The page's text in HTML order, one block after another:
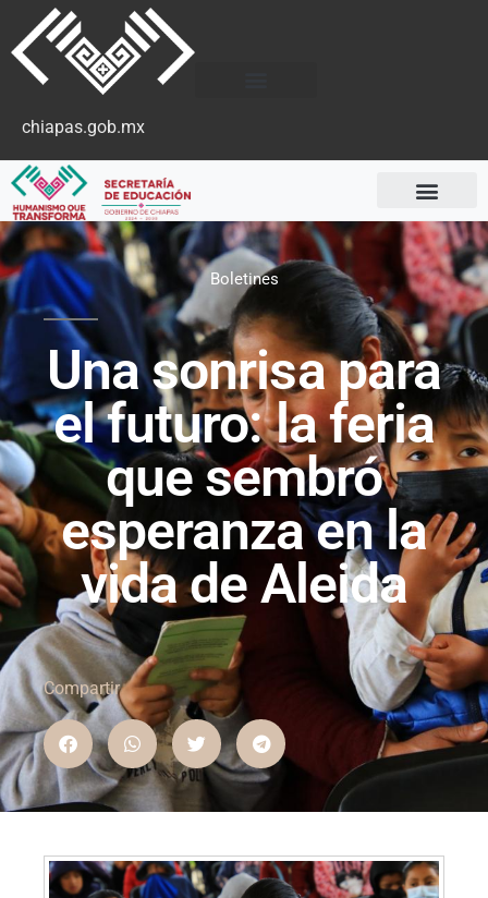
chiapas.gob.mx
Boletines
Una sonrisa para
el futuro: la feria
que sembró
esperanza en la
vida de Aleida
Compartir